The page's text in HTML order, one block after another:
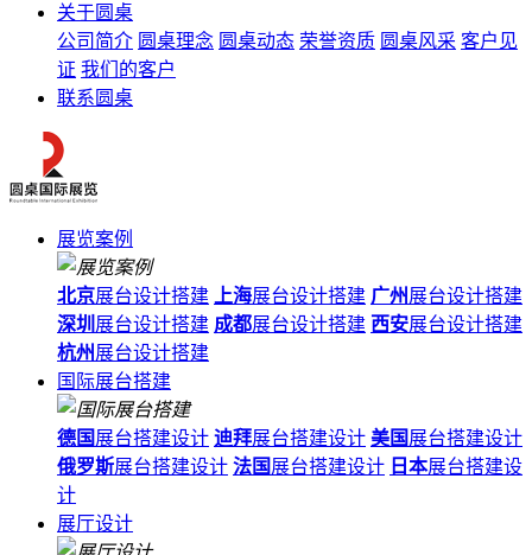
关于圆桌
公司简介 圆桌理念 圆桌动态 荣誉资质 圆桌风采 客户见
证 我们的客户
联系圆桌
展览案例
北京展台设计搭建 上海展台设计搭建 广州展台设计搭建
深圳 展台设计搭建 成都展台设计搭建 西安展台设计搭建
杭州展台设计搭建
国际展台搭建
德国 展台搭建设计 迪拜展台搭建设计 美国 展台搭建设计
俄罗斯展台搭建设计 法国 展台搭建设计 日本展台搭建设
计
展厅设计